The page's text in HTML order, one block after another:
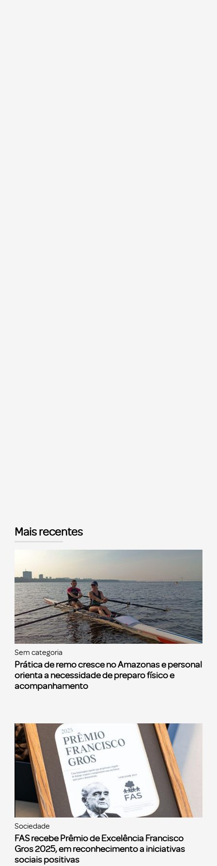
Mais recentes
Sem categoria
Prática de remo cresce no Amazonas e personal
orienta a necessidade de preparo físico e
acompanhamento
Sociedade
FAS recebe Prêmio de Excelência Francisco
Gros 2025, em reconhecimento a iniciativas
sociais positivas